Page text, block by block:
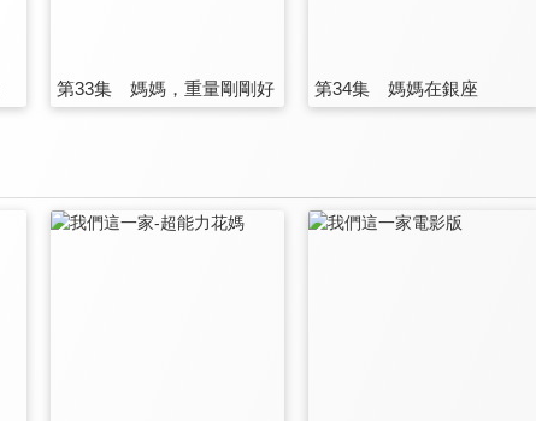
第33集 媽媽，重量剛剛好 第34集 媽媽在銀座